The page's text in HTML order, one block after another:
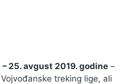
– 25. avgust 2019. godine –
treking lige, ali